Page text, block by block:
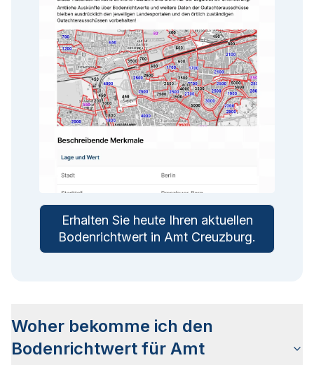
Erhalten Sie heute Ihren aktuellen
Bodenrichtwert in Amt Creuzburg.
Woher bekomme ich den
Bodenrichtwert für Amt